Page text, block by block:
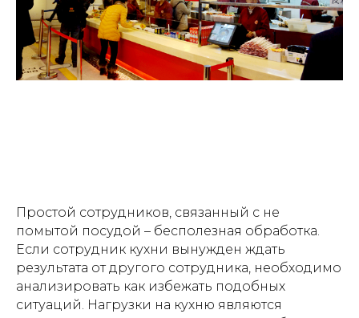
Простой сотрудников, связанный с не
помытой посудой – бесполезная обработка.
Если сотрудник кухни вынужден ждать
результата от другого сотрудника, необходимо
анализировать как избежать подобных
ситуаций. Нагрузки на кухню являются